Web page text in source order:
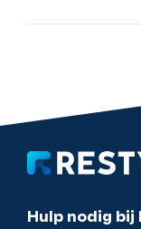
Hulp nodig bij